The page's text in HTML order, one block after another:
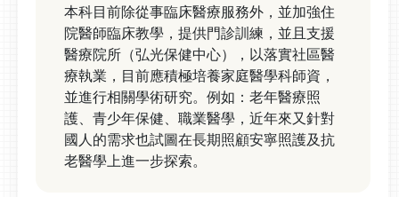
本科目前除從事臨床醫療服務外，並加強住
院醫師臨床教學，提供門診訓練，並且支援
醫療院所（弘光保健中心），以落實社區醫
療執業，目前應積極培養家庭醫學科師資，
並進行相關學術研究。例如：老年醫療照
護、青少年保健、職業醫學，近年來又針對
國人的需求也試圖在長期照顧安寧照護及抗
老醫學上進一步探索。